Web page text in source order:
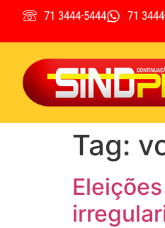
71 3444-5444 71
Tag: